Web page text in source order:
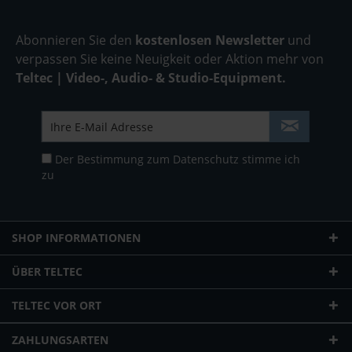
Abonnieren Sie den kostenlosen Newsletter und
verpassen Sie keine Neuigkeit oder Aktion mehr von
Teltec | Video-, Audio- & Studio-Equipment.
Der Bestimmung zum Datenschutz stimme ich
zu
SHOP INFORMATIONEN
ÜBER TELTEC
TELTEC VOR ORT
ZAHLUNGSARTEN